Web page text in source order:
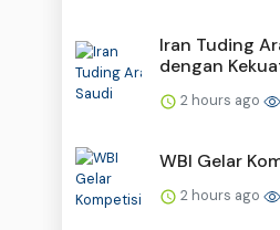
Iran Tuding
dengan
2 hours ago
WBI Gelar
2 hours ago